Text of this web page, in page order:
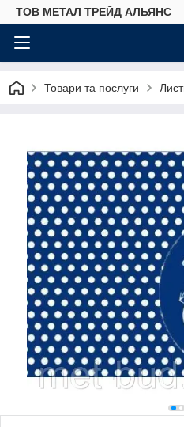
ТОВ МЕТАЛ ТРЕЙД АЛЬЯНС
Товари та послуги